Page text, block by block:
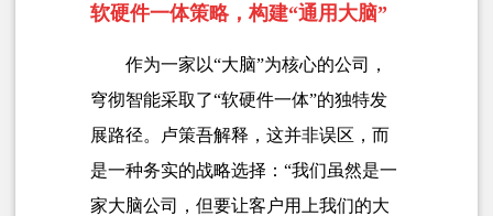
软硬件一体策略，构建“通用大脑”
作为一家以“大脑”为核心的公司，
穹彻智能采取了“软硬件一体”的独特发
展路径。卢策吾解释，这并非误区，而
是一种务实的战略选择：“我们虽然是一
家大脑公司，但要让客户用上我们的大